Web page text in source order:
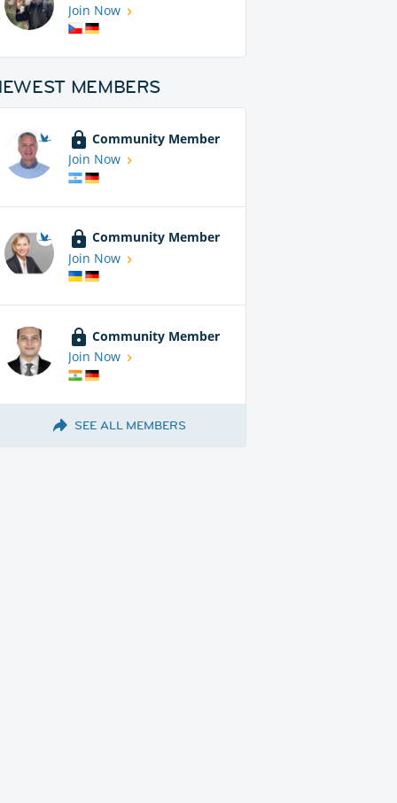
Join Now
MEMBERS
Community Member
Join Now
Community Member
Join Now
Community Member
Join Now
SEE ALL MEMBERS